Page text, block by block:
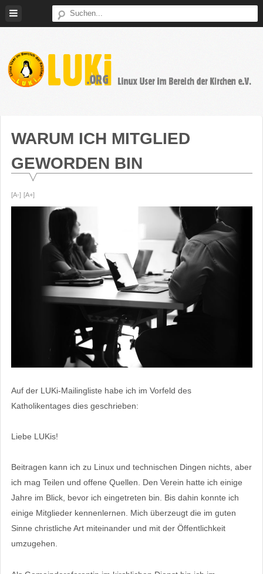
Bereich
der
Kirchen
WARUM ICH MITGLIED
GEWORDEN BIN
[A-] [A+]
Auf der LUKi-Mailingliste habe ich im Vorfeld des
Katholikentages dies geschrieben:
Liebe LUKis!
Beitragen kann ich zu Linux und technischen Dingen nichts, aber
ich mag Teilen und offene Quellen. Den Verein hatte ich einige
Jahre im Blick, bevor ich eingetreten bin. Bis dahin konnte ich
einige Mitglieder kennenlernen. Mich überzeugt die im guten
Sinne christliche Art miteinander und mit der Öffentlichkeit
umzugehen.